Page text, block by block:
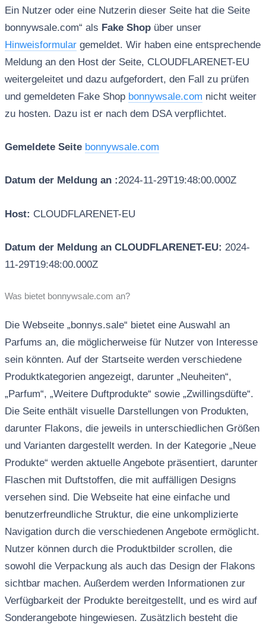
Ein Nutzer oder eine Nutzerin dieser Seite hat die Seite
bonnywsale.com“ als Fake Shopüber unser
Hinweisformulargemeldet. Wir haben eine entsprechende
Meldung an den Host der Seite, CLOUDFLARENET-EU
weitergeleitet und dazu aufgefordert, den Fall zu prüfen
und gemeldeten Fake Shop bonnywsale.com nicht weiter
zu hosten. Dazu ist er nach dem DSA verpflichtet.
Gemeldete Seite bonnywsale.com
Datum der Meldung an :2024-11-29T19:48:00.000Z
Host: CLOUDFLARENET-EU
Datum der Meldung an CLOUDFLARENET-EU: 2024-
11-29T19:48:00.000Z
Was bietet bonnywsale.com an?
Die Webseite „bonnys.sale“ bietet eine Auswahl an
Parfums an, die möglicherweise für Nutzer von Interesse
sein könnten. Auf der Startseite werden verschiedene
Produktkategorien angezeigt, darunter „Neuheiten“,
„Parfum“, „Weitere Duftprodukte“ sowie „Zwillingsdüfte“.
Die Seite enthält visuelle Darstellungen von Produkten,
darunter Flakons, die jeweils in unterschiedlichen Größen
und Varianten dargestellt werden. In der Kategorie „Neue
Produkte“ werden aktuelle Angebote präsentiert, darunter
Flaschen mit Duftstoffen, die mit auffälligen Designs
versehen sind. Die Webseite hat eine einfache und
benutzerfreundliche Struktur, die eine unkomplizierte
Navigation durch die verschiedenen Angebote ermöglicht.
Nutzer können durch die Produktbilder scrollen, die
sowohl die Verpackung als auch das Design der Flakons
sichtbar machen. Außerdem werden Informationen zur
Verfügbarkeit der Produkte bereitgestellt, und es wird auf
Sonderangebote hingewiesen. Zusätzlich besteht die